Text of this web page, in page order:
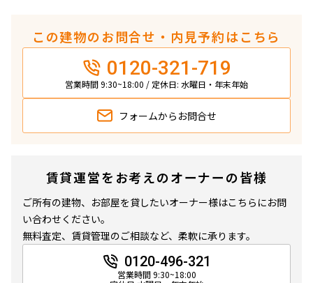
この建物のお問合せ・内見予約はこちら
0120-321-719
営業時間 9:30~18:00 / 定休日: 水曜日・年末年始
フォームから お問合せ
賃貸運営をお考えのオーナーの皆様
ご所有の建物、お部屋を貸したいオーナー様はこちらにお問
い合わせください。
無料査定、賃貸管理のご相談など、柔軟に承ります。
0120-496-321
営業時間 9:30~18:00